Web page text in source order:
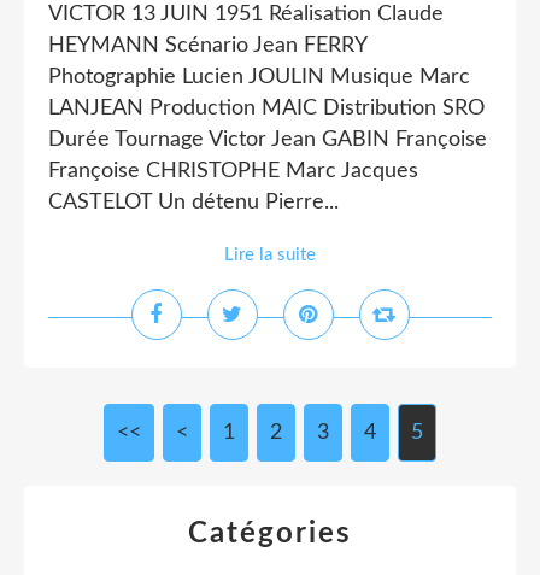
VICTOR 13 JUIN 1951 Réalisation Claude
HEYMANN Scénario Jean FERRY
Photographie Lucien JOULIN Musique Marc
LANJEAN Production MAIC Distribution SRO
Durée Tournage Victor Jean GABIN Françoise
Françoise CHRISTOPHE Marc Jacques
CASTELOT Un détenu Pierre...
Lire la suite
<< < 1 2 3 4 5
Catégories